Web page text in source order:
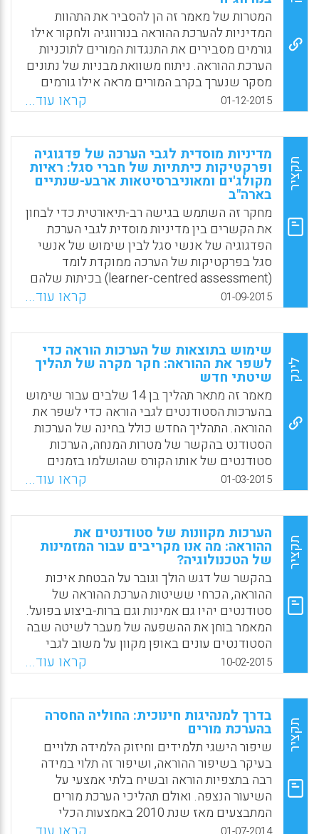
WhatsApp
Facebook
Email
X
המטרות של מאמר זה הן להסביר את התהוות
המדיניות להערכת ההוראה בנורווגיה ולחקור אילו
גורמים מסבירים את התנגדות המורים לתוכניות
הערכת ההוראה. ניתוח משוואת מבניות של נתונים
מסקר שנערך בקרב המורים מראה אילו גורמים
קושרו מבחינה סטטיסטית עם המושג של
התנגדות המורים להערכת ההוראה. לחץ (stress)
והתנגדות של מורים מקושרים באופן חיובי
למטרת הפיקוח הנתפסת של הערכת ההוראה
במקום להערכה עצמה. התנגדות המורים מקושרת
בבירור באופן שלילי להכרה שלהם במשוב
התלמידים ולתפיסה שלהם את התקשורת עם
מנהיגות (Elstad, Eyvind; Lejonberg, Eli;
Christophersen, Knut-Andreas, 2015).
WhatsApp
Facebook
Email
X
01-12-2015 קראו עוד...
תקציר
מדיניות מוסדית לגבי הערכה של פדגוגיה
ופרקטיקות כיתתיות של חברי סגל: ראיות
מקולג'ים ומאוניברסיטאות ארבע-שנתיים
בארה"ב
מחקר זה השתמש בגישה רב-תיאורטית כדי לבחון
את הקשרים בין מדיניות מוסדית לגבי הערכת
הפדגוגיה של אנשי סגל לבין שימוש של אנשי
סגל בפרקטיקות של הערכה ממוקדת לומד
(learner-centred assessment) בכיתות שלהם
לתואר ראשון בארה"ב. המחברים מצאו ראיות
חזקות לכך שלא היה זה מספר השיטות אלא סוגי
השיטות שבהן השתמשו מוסדות כדי להעריך
הוראה אשר קושרו באופן מובהק למידה שבה
חברי סגל השתמשו בפרקטיקות של הערכה
ממוקדת לומד בקורסים שלהם לתואר ראשון
(Myers, Carrie B; Myers, Scott M; Stewart,
Tammy; Nynas, Suzette, 2015).
WhatsApp
Facebook
Email
X
01-09-2015 קראו עוד...
לינק
שימוש בתוצאות של הערכות הוראה כדי
לשפר את ההוראה: חקר מקרה של תהליך
שיטתי חדש
מאמר זה מתאר תהליך בן 14 שלבים עבור שימוש
בהערכות הסטודנטים לגבי הוראה כדי לשפר את
ההוראה. התהליך החדש כולל בחינה של הערכות
הסטודנט בהקשר של מטרות המנחה, הערכות
סטודנטים של אותו הקורס שהושלמו בזמנים
שונים, והערכות של קורסים דומים שאותם לימדו
מנחים אחרים. התהליך כולל שלבים כדי לסייע
למקסם את ההנעה של המנחה כמו גם כדי לסייע
לזהות מטרות טובות לשיפור (Malouff, John M.;
Reid, Jackie; Wilkes, Janelle; Emmerton,
Ashley J. , 2015).
WhatsApp
Facebook
Email
X
01-03-2015 קראו עוד...
תקציר
הערכות מקוונות של סטודנטים את
ההוראה: מה אנו מקריבים עבור המזמינות
של הטכנולוגיה?
בהקשר של דגש הולך וגובר על הבטחת איכות
ההוראה, הכרחי ששיטות הערכת ההוראה של
סטודנטים יהיו גם אמינות וגם ברות-ביצוע בפועל.
המאמר בוחן את ההשפעה של מעבר לשיטה שבה
הסטודנטים עונים באופן מקוון על משוב לגבי
ההוראה (שיטה של מתן הערכה בכיתה באמצעות
משוב בכתב לעומת מתן הערכה מחוץ לכיתה
באמצעות משוב מקוון) על התוצאות (Risquez,
Anglica; Vaughan, Elaine; Murphy, Maura,
2015).
WhatsApp
Facebook
Email
X
10-02-2015 קראו עוד...
תקציר
בדרך למנהיגות חינוכית: החוליה החסרה
בהערכת מורים
שיפור הישגי תלמידים וחיזוק הלמידה תלויים
בעיקר בשיפור ההוראה, ושיפור זה תלוי במידה
רבה בתצפיות הוראה ובשיח בלתי אמצעי על
השיעור הנצפה. ואולם תהליכי הערכת מורים
המתבצעים מאז שנת 2010 באמצעות הכלי
להערכת מורים אינם תורמים לקידום ההוראה